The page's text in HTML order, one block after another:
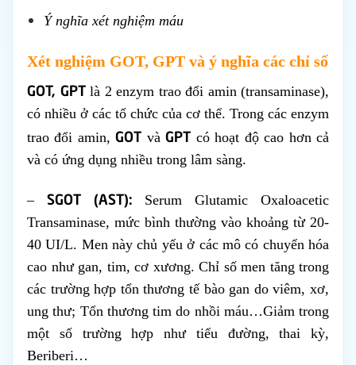
Ý nghĩa xét nghiệm máu
Xét nghiệm GOT, GPT và ý nghĩa các chỉ số
GOT, GPTlà 2 enzym trao đổi amin (transaminase),
có nhiều ở các tổ chức của cơ thể. Trong các enzym
trao đổi amin,GOT vàGPT có hoạt độ cao hơn cả
và có ứng dụng nhiều trong lâm sàng.
– SGOT (AST): Serum Glutamic Oxaloacetic
Transaminase, mức bình thường vào khoảng từ 20-
40 UI/L. Men này chủ yếu ở các mô có chuyển hóa
cao như gan, tim, cơ xương. Chỉ số men tăng trong
các trường hợp tổn thương tế bào gan do viêm, xơ,
ung thư; Tổn thương tim do nhồi máu…Giảm trong
một số trường hợp như tiểu đường, thai kỳ,
Beriberi…